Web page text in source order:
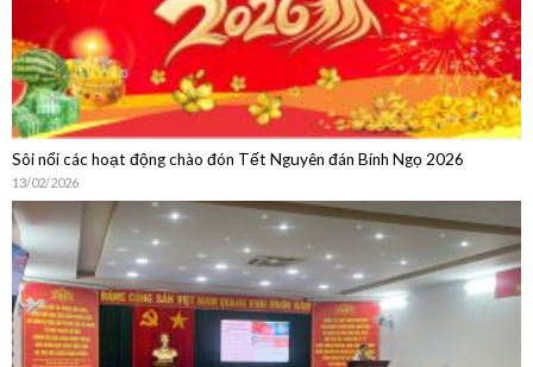
Sôi nổi các hoạt động chào đón Tết Nguyên đán Bính Ngọ 2026
13/02/2026